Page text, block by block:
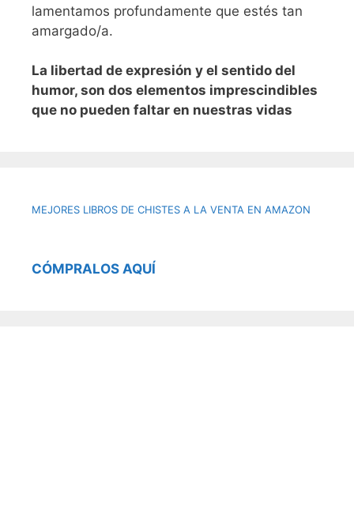
lamentamos profundamente que estés tan
amargado/a.
La libertad de expresión y el sentido del
humor, son dos elementos imprescindibles
que no pueden faltar en nuestras vidas
MEJORES LIBROS DE CHISTES A LA VENTA EN AMAZON
CÓMPRALOS AQUÍ